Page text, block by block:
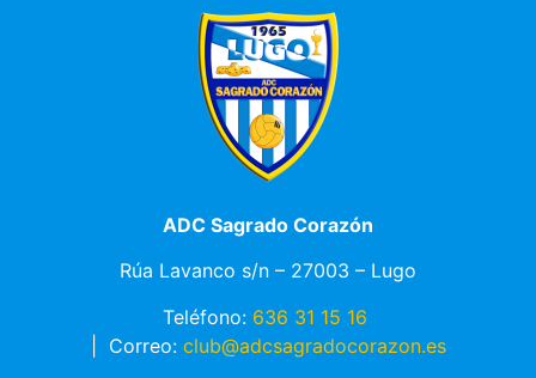
ADC Sagrado Corazón
Rúa Lavanco s/n – 27003 – Lugo
Teléfono: 636 31 15 16
Correo: club@adcsagradocorazon.es